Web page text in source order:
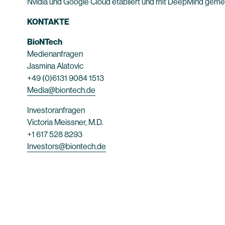
KONTAKTE
BioNTech
Medienanfragen
Jasmina Alatovic
+49 (0)6131 9084 1513
Media@biontech.de
Investoranfragen
Victoria Meissner, M.D.
+1 617 528 8293
Investors@biontech.de